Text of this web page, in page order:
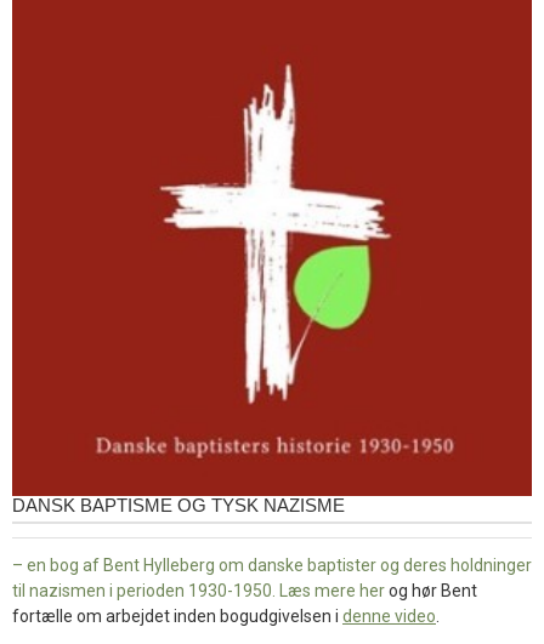
DANSK BAPTISME OG TYSK NAZISME
– en bog af Bent Hylleberg om danske baptister og deres holdninger
til nazismen i perioden 1930-1950. Læs mere herog hør Bent
fortælle om arbejdet inden bogudgivelsen i denne video.